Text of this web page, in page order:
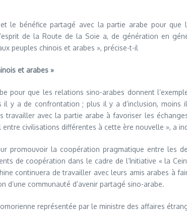
le bénéfice partagé avec la partie arabe pour que
de la Route de la Soie a, de génération en
peuples chinois et arabes », précise-t-il
et arabes »
pour que les relations sino-arabes donnent
y a de confrontation ; plus il y a d’inclusion, moins
travailler avec la partie arabe à favoriser les
civilisations différentes à cette ère nouvelle », a
promouvoir la coopération pragmatique entre les
de coopération dans le cadre de l’Initiative « la
continuera de travailler avec leurs amis arabes à
communauté d’avenir partagé sino-arabe.
représentée par le ministre des affaires